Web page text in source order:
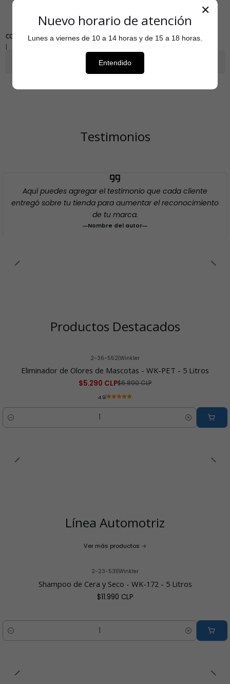
COMPARTIR
Mostrar stock de ubicaciones
Testimonios
Aquí puedes agregar el testimonio que cada cliente
entregó sobre tu tienda para aumentar el reconocimiento
de tu marca.
Nombre del autor
Productos Destacados
2-36-552|Winkler
Eliminador de Olores de Mascotas - WK-PET - 5 Litros
$5.290 CLP$6.890 CLP
4.9
Cantidad
Línea Automotriz
Ver más productos
2-23-531|Winkler
Shampoo de Cera y Seco - WK-172 - 5 Litros
$11.990 CLP
Cantidad
✕
Nuevo horario de atención
Lunes a viernes de 10 a 14 horas y de 15 a 18 horas.
Entendido